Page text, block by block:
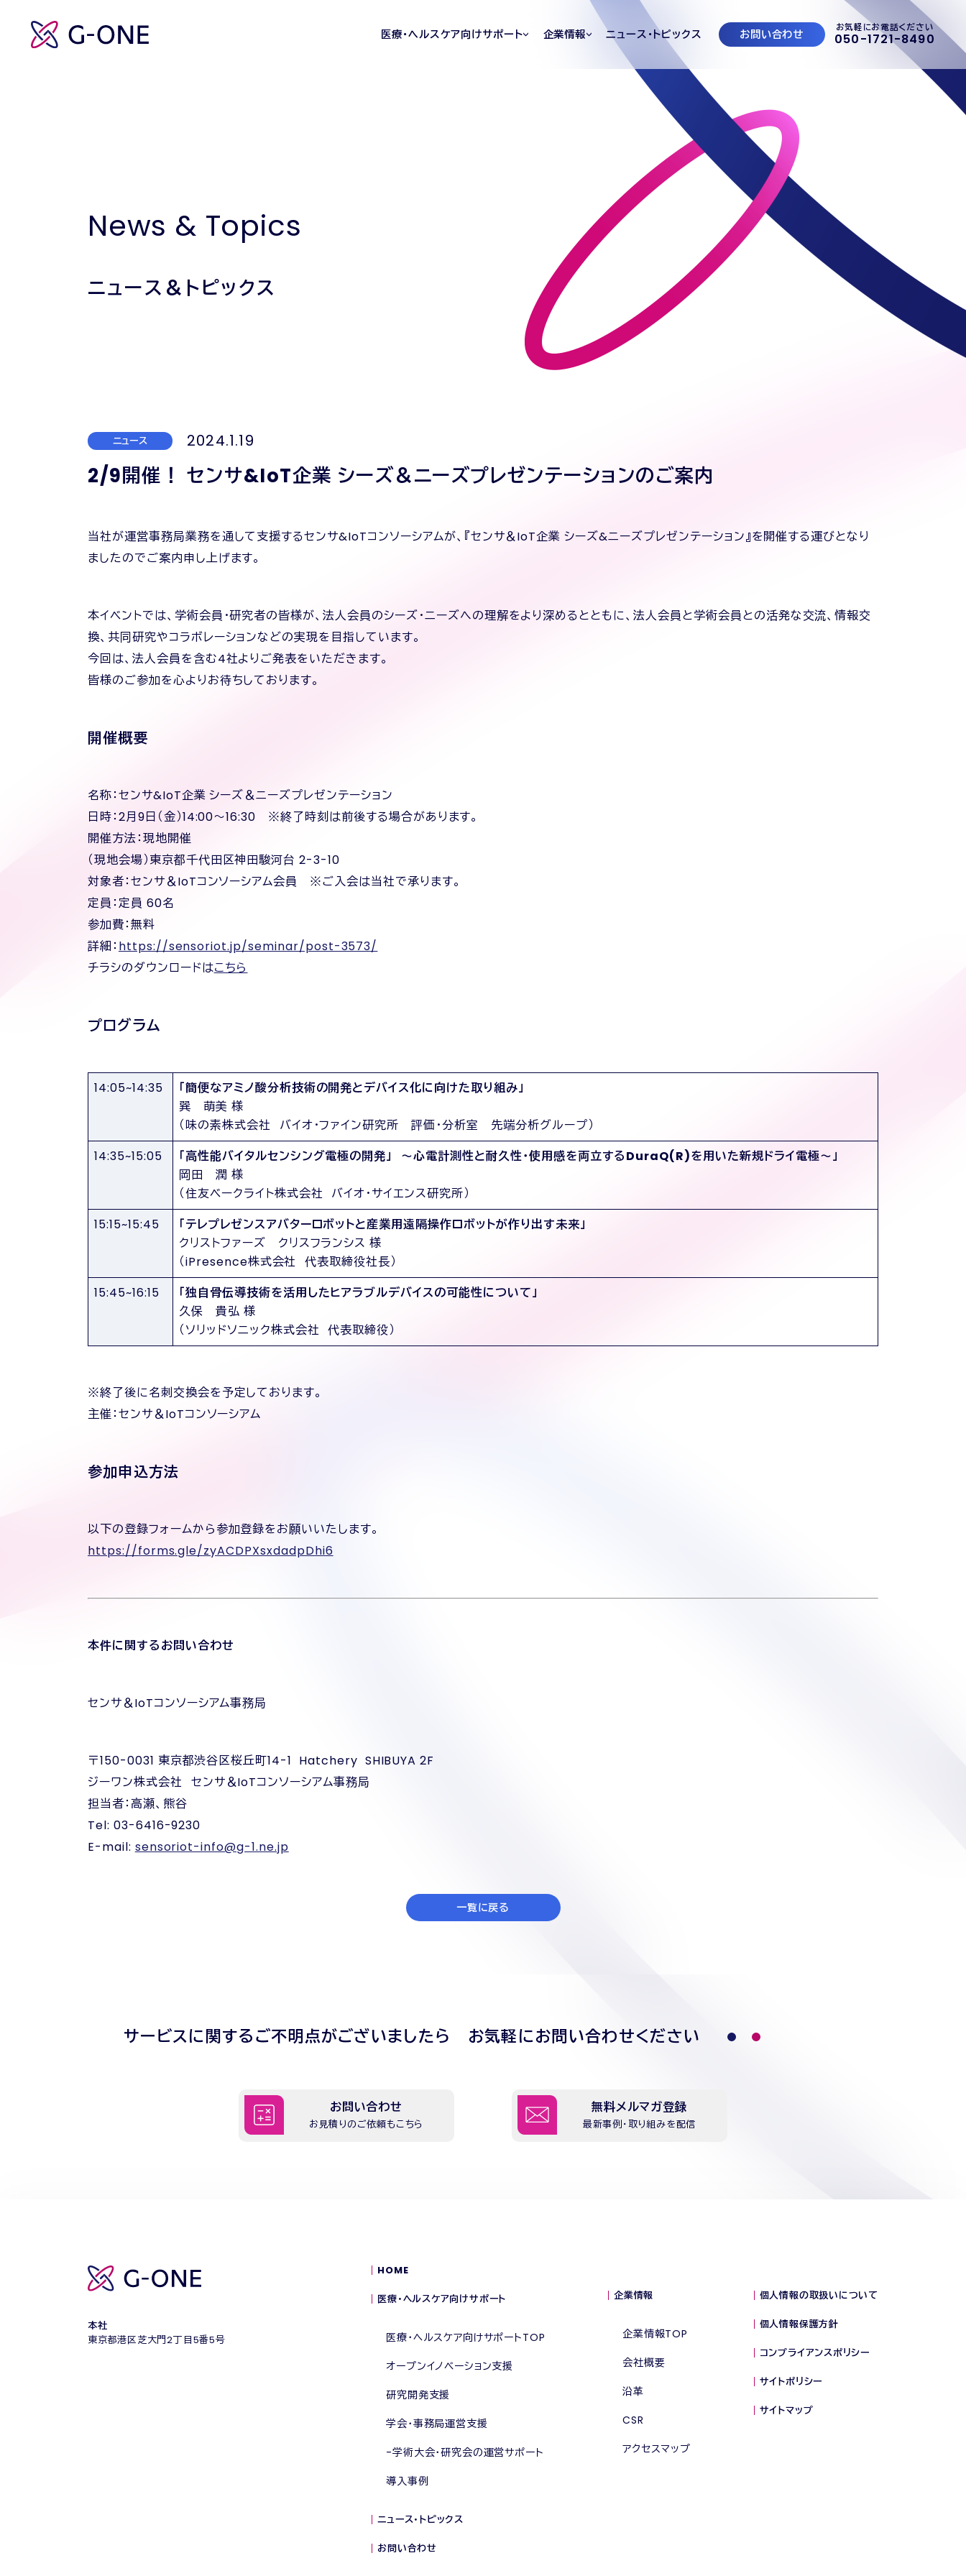
医療・ヘルスケア向けサポート 企業情報 ニュース・トピックス お問い合わせ お気軽にお電話ください
050-1721-8490
News & Topics
ニュース＆トピックス
ニュース 2024.1.19
2/9開催！ センサ&IoT企業 シーズ＆ニーズプレゼンテーションのご案内
当社が運営事務局業務を通して支援するセンサ&IoTコンソーシアムが、『センサ＆IoT企業 シーズ&ニーズプレゼンテーション』を開催する運びとなり
ましたのでご案内申し上げます。
本イベントでは、学術会員・研究者の皆様が、法人会員のシーズ・ニーズへの理解をより深めるとともに、法人会員と学術会員との活発な交流、情報交
換、共同研究やコラボレーションなどの実現を目指しています。
今回は、法人会員を含む4社よりご発表をいただきます。
皆様のご参加を心よりお待ちしております。
開催概要
名称：センサ&IoT企業 シーズ＆ニーズプレゼンテーション
日時：2月9日（金）14:00〜16:30 ※終了時刻は前後する場合があります。
開催方法：現地開催
（現地会場）東京都千代田区神田駿河台 2-3-10
対象者：センサ＆IoTコンソーシアム会員 ※ご入会は当社で承ります。
定員：定員 60名
参加費：無料
詳細： https://sensoriot.jp/seminar/post-3573/
チラシのダウンロードはこちら
プログラム
14:05~14:35
「簡便なアミノ酸分析技術の開発とデバイス化に向けた取り組み」
巽 萌美 様
（味の素株式会社 バイオ・ファイン研究所 評価・分析室 先端分析グループ）
14:35~15:05
「高性能バイタルセンシング電極の開発」 ～心電計測性と耐久性・使用感を両立するDuraQ(R)を用いた新規ドライ電極～」
岡田 潤 様
（住友ベークライト株式会社 バイオ・サイエンス研究所）
15:15~15:45
「テレプレゼンスアバターロボットと産業用遠隔操作ロボットが作り出す未来」
クリストファーズ クリスフランシス 様
（iPresence株式会社 代表取締役社長）
15:45~16:15
「独自骨伝導技術を活用したヒアラブルデバイスの可能性について」
久保 貴弘 様
（ソリッドソニック株式会社 代表取締役）
※終了後に名刺交換会を予定しております。
主催：センサ＆IoTコンソーシアム
参加申込方法
以下の登録フォームから参加登録をお願いいたします。
https://forms.gle/zyACDPXsxdadpDhi6
本件に関するお問い合わせ
センサ＆IoTコンソーシアム事務局
〒150-0031 東京都渋谷区桜丘町14-1 Hatchery SHIBUYA 2F
ジーワン株式会社 センサ＆IoTコンソーシアム事務局
担当者：高瀬、熊谷
Tel: 03-6416-9230
E-mail: sensoriot-info@g-1.ne.jp
一覧に戻る
サービスに関するご不明点がございましたら お気軽にお問い合わせください
お問い合わせ
お見積りのご依頼もこちら
無料メルマガ登録
最新事例・取り組みを配信
本社
東京都港区芝大門2丁目5番5号
HOME
医療・ヘルスケア向けサポート
医療・ヘルスケア向けサポートTOP
オープンイノベーション支援
研究開発支援
学会・事務局運営支援
学術大会・研究会の運営サポート
導入事例
ニュース・トピックス
お問い合わせ
企業情報
企業情報TOP
会社概要
沿革
CSR
アクセスマップ
個人情報の取扱いについて
個人情報保護方針
コンプライアンスポリシー
サイトポリシー
サイトマップ